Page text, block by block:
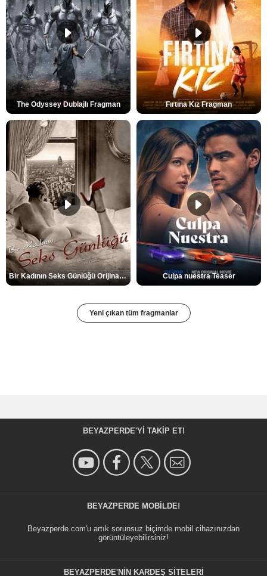
The Odyssey Dublajlı Fragman Fırtına Kız Fragman
Bir Kadının Seks Günlüğü Orijinal Fragman Culpa nuestra Teaser
Yeni çıkan tüm fragmanlar
BEYAZPERDE'YI TAKIP ET!
BEYAZPERDE MOBILDE!
Beyazperde.com'u artık sorunsuz biçimde mobil cihazınızdan
görüntüleyebilirsiniz!
BEYAZPERDE'NIN KARDEŞ SİTELERİ